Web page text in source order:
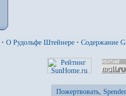
· О Рудольфе Штейнере · Содержание
Пожертвовать,